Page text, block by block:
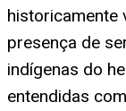
historicamente
presença de
indígenas do
entendidas